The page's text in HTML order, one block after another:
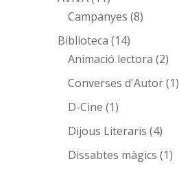
Campanyes (8)
Biblioteca (14)
Animació lectora (2)
Converses d'Autor(1)
D-Cine (1)
Dijous Literaris (4)
Dissabtes màgics (1)